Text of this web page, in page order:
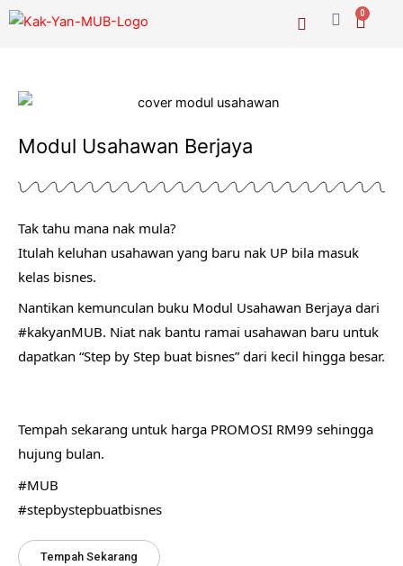
Skip
0
Cart
Modul Usahawan Berjaya
Tak tahu mana nak mula?
Itulah keluhan usahawan yang baru nak UP bila masuk
kelas bisnes.
#kakyanMUB. Niat nak bantu ramai usahawan baru untuk
dapatkan “Step by Step buat bisnes” dari kecil hingga besar.
Tempah sekarang untuk harga PROMOSI RM99 sehingga
hujung bulan.
#MUB
#stepbystepbuatbisnes
Tempah Sekarang